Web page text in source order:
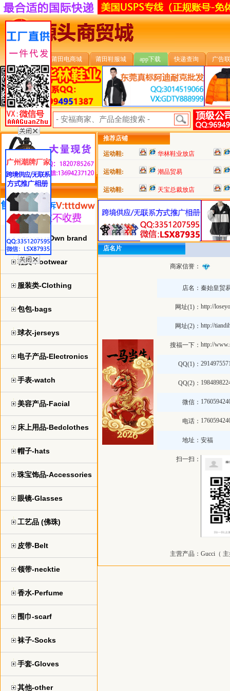
安福首页 莆田电商城 莆田鞋服城 app下载 快递查询 广告
安福搜索:
类目详细分类
自主品牌-Own brand
鞋类-Footwear
服装类-Clothing
包包-bags
球衣-jerseys
电子产品-Electronics
手表-watch
美容产品-Facial
床上用品-Bedclothes
帽子-hats
珠宝饰品-Accessories
眼镜-Glasses
工艺品 (佛珠)
皮带-Belt
领带-necktie
香水-Perfume
围巾-scarf
袜子-Socks
手套-Gloves
其他-other
推荐店铺
运动鞋: 华林鞋业放店
运动鞋: 潮品贸易
运动鞋: 天宝总裁放店
店名片
商家信誉：
店名： 秦始皇贸
网址(1)： http://
网址(2)： http://
搜福一下： http://
QQ(1)：
QQ(2)：
微信：
电话：
地址： 安福
扫一扫：
主营产品： Gucci（